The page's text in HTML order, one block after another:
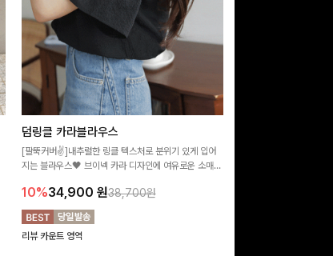
덤링클 카라블라우스
[팔뚝커버✌]내추럴한 링클 텍스처로 분위기 있게 입어
지는 블라우스🖤 브이넥 카라 디자인에 여유로운 소매핏
10%34,900 원38,700원
리뷰 카운트 영역